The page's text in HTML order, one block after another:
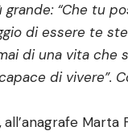
“Che tu
di essere te
di una vita che
di vivere”.
all’anagrafe Marta